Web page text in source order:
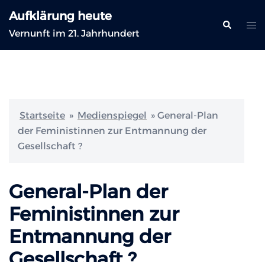
Inhalt
springen
Aufklärung heute
Vernunft im 21. Jahrhundert
Suche
Startseite » Medienspiegel » General-Plan
der Feministinnen zur Entmannung der
Gesellschaft ?
General-Plan der
Feministinnen zur
Entmannung der